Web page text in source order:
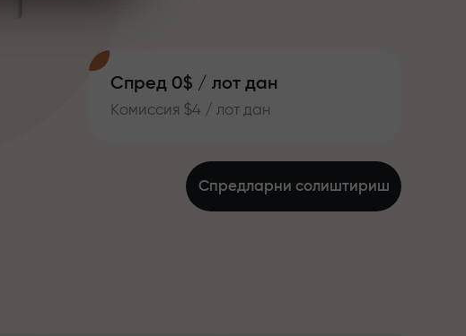
Спред 0$ / лот дан
Комиссия $4 / лот дан
Спредларни солиштириш